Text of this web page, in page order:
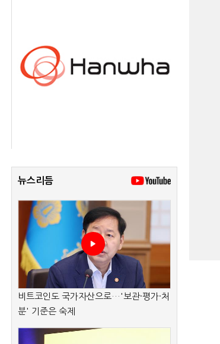
뉴스리듬
비트코인도 국가자산으로…'보관·평가·처
분' 기준은 숙제